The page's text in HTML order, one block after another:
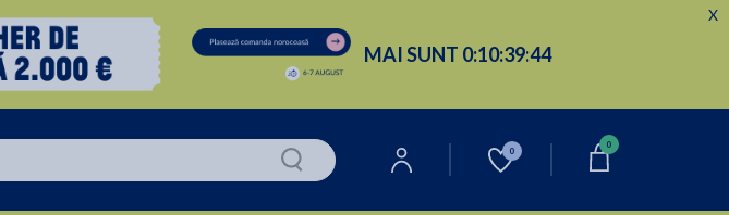
MAI SUNT 0:10:39:42
X
0
0